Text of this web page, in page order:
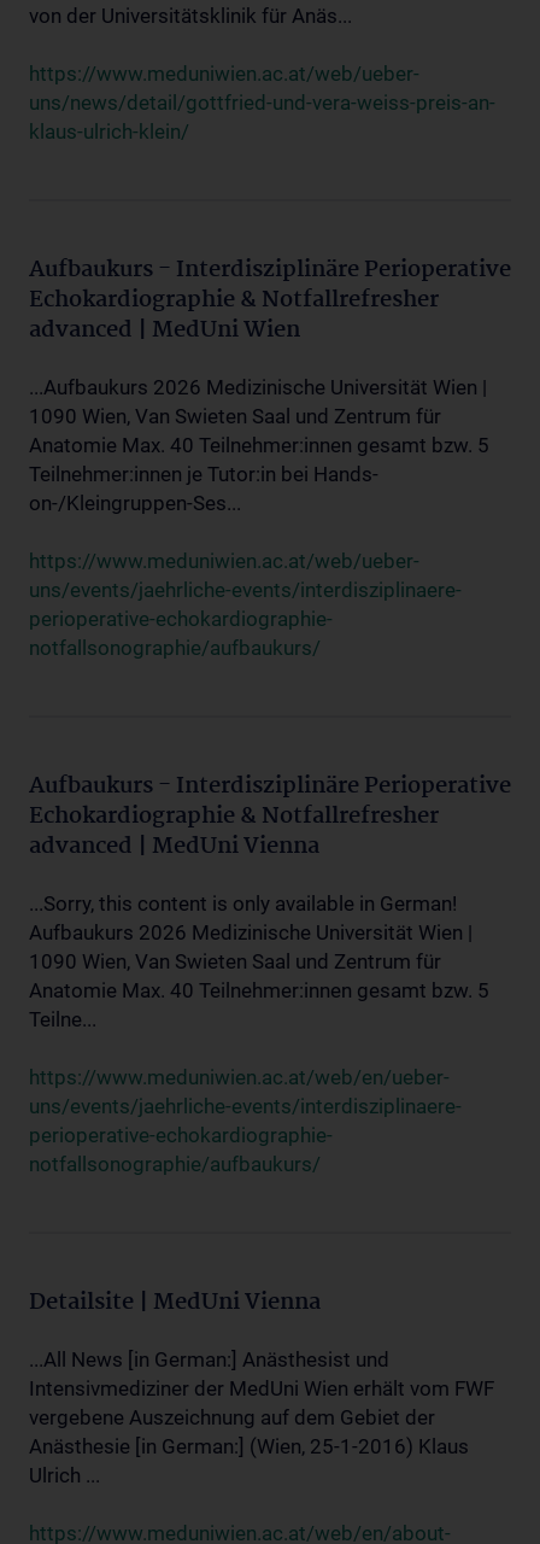
von der Universitätsklinik für Anäs...
https://www.meduniwien.ac.at/web/ueber-
uns/news/detail/gottfried-und-vera-weiss-preis-an-
klaus-ulrich-klein/
Aufbaukurs - Interdisziplinäre Perioperative
Echokardiographie & Notfallrefresher
advanced | MedUni Wien
...Aufbaukurs 2026 Medizinische Universität Wien |
1090 Wien, Van Swieten Saal und Zentrum für
Anatomie Max. 40 Teilnehmer:innen gesamt bzw. 5
Teilnehmer:innen je Tutor:in bei Hands-
on-/Kleingruppen-Ses...
https://www.meduniwien.ac.at/web/ueber-
uns/events/jaehrliche-events/interdisziplinaere-
perioperative-echokardiographie-
notfallsonographie/aufbaukurs/
Aufbaukurs - Interdisziplinäre Perioperative
Echokardiographie & Notfallrefresher
advanced | MedUni Vienna
...Sorry, this content is only available in German!
Aufbaukurs 2026 Medizinische Universität Wien |
1090 Wien, Van Swieten Saal und Zentrum für
Anatomie Max. 40 Teilnehmer:innen gesamt bzw. 5
Teilne...
https://www.meduniwien.ac.at/web/en/ueber-
uns/events/jaehrliche-events/interdisziplinaere-
perioperative-echokardiographie-
notfallsonographie/aufbaukurs/
Detailsite | MedUni Vienna
...All News [in German:] Anästhesist und
Intensivmediziner der MedUni Wien erhält vom FWF
vergebene Auszeichnung auf dem Gebiet der
Anästhesie [in German:] (Wien, 25-1-2016) Klaus
Ulrich ...
https://www.meduniwien.ac.at/web/en/about-